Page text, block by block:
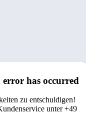
has occurred
zu entschuldigen!
unter +49